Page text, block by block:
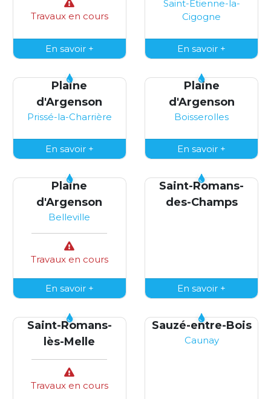
Travaux en cours
En savoir +
Saint-Etienne-la-
Cigogne
En savoir +
Plaine
d'Argenson
Prissé-la-Charrière
En savoir +
Plaine
d'Argenson
Boisserolles
En savoir +
Plaine
d'Argenson
Belleville
Travaux en cours
En savoir +
Saint-Romans-
des-Champs
En savoir +
Saint-Romans-
lès-Melle
Travaux en cours
Sauzé-entre-Bois
Caunay